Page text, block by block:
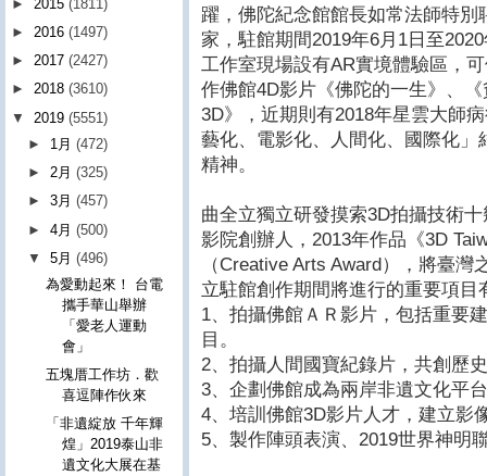
躍，佛陀紀念館館長如常法師特
家，駐館期間2019年6月1日至
工作室現場設有AR實境體驗區，
作佛館4D影片《佛陀的一生》、
3D》，近期則有2018年星雲大師
藝化、電影化、人間化、國際化
精神。
曲全立獨立研發摸索3D拍攝技術
影院創辦人，2013年作品《3D
（Creative Arts Award），將臺
立駐館創作期間將進行的重要項目
1、拍攝佛館ＡＲ影片，包括重要
目。
2、拍攝人間國寶紀錄片，共創歷
3、企劃佛館成為兩岸非遺文化平
4、培訓佛館3D影片人才，建立影
5、製作陣頭表演、2019世界神明
► 2015 (1811)
► 2016 (1497)
► 2017 (2427)
► 2018 (3610)
▼ 2019 (5551)
► 1月(472)
►2月(325)
►3月(457)
►4月(500)
▼5月(496)
為愛動起來！ 台電
攜手華山舉辦
「愛老人運動
會」
五塊厝工作坊．歡
喜逗陣作伙來
「非遺綻放 千年輝
煌」2019泰山非
遺文化大展在基